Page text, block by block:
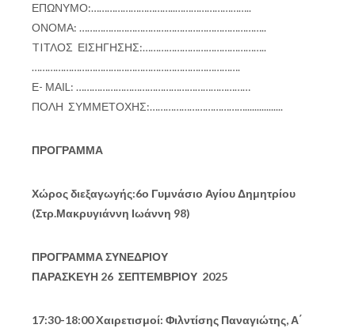
ΕΠΩΝΥΜΟ:…………………………..………………………..
ΟΝΟΜΑ: ……………………………………………………………..
TIΤΛΟΣ ΕΙΣΗΓΗΣΗΣ:………………………………………..
…………………………………………………………………….
Ε- ΜΑΙL: …………………………………………………………
ΠΟΛΗ ΣΥΜΜΕΤΟΧΗΣ:………………………………................
ΠΡΟΓΡΑΜΜΑ
Χώρος διεξαγωγής:6ο Γυμνάσιο Αγίου Δημητρίου
(Στρ.Μακρυγιάννη Ιωάννη 98)
ΠΡΟΓΡΑΜΜΑ ΣΥΝΕΔΡΙΟΥ
ΠΑΡΑΣΚΕΥΗ 26 ΣΕΠΤΕΜΒΡΙΟΥ 2025
17:30-18:00 Xαιρετισμοί: Φιλντίσης Παναγιώτης, Α΄